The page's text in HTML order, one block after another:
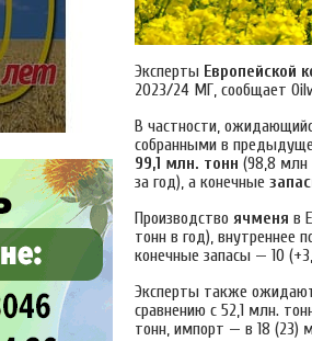
Эксперты Европейской
2023/24 МГ, сообщает
В частности,
собранными в
99,1 млн. тонн (98,8 млн
за год), а конечные
Производство ячменя в
тонн в год), внутреннее
конечные запасы — 10
Эксперты также
сравнению с 52,1 млн.
тонн, импорт — в 18 (23)